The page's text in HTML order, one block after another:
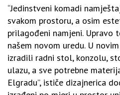
“Jedinstveni komadi
svakom prostoru, a osim
prilagođeni namjeni. Upravo
našem novom uredu. U
izradili radni stol, konzolu,
ulazu, a sve potrebne
Elgradu”, ističe dizajnerica